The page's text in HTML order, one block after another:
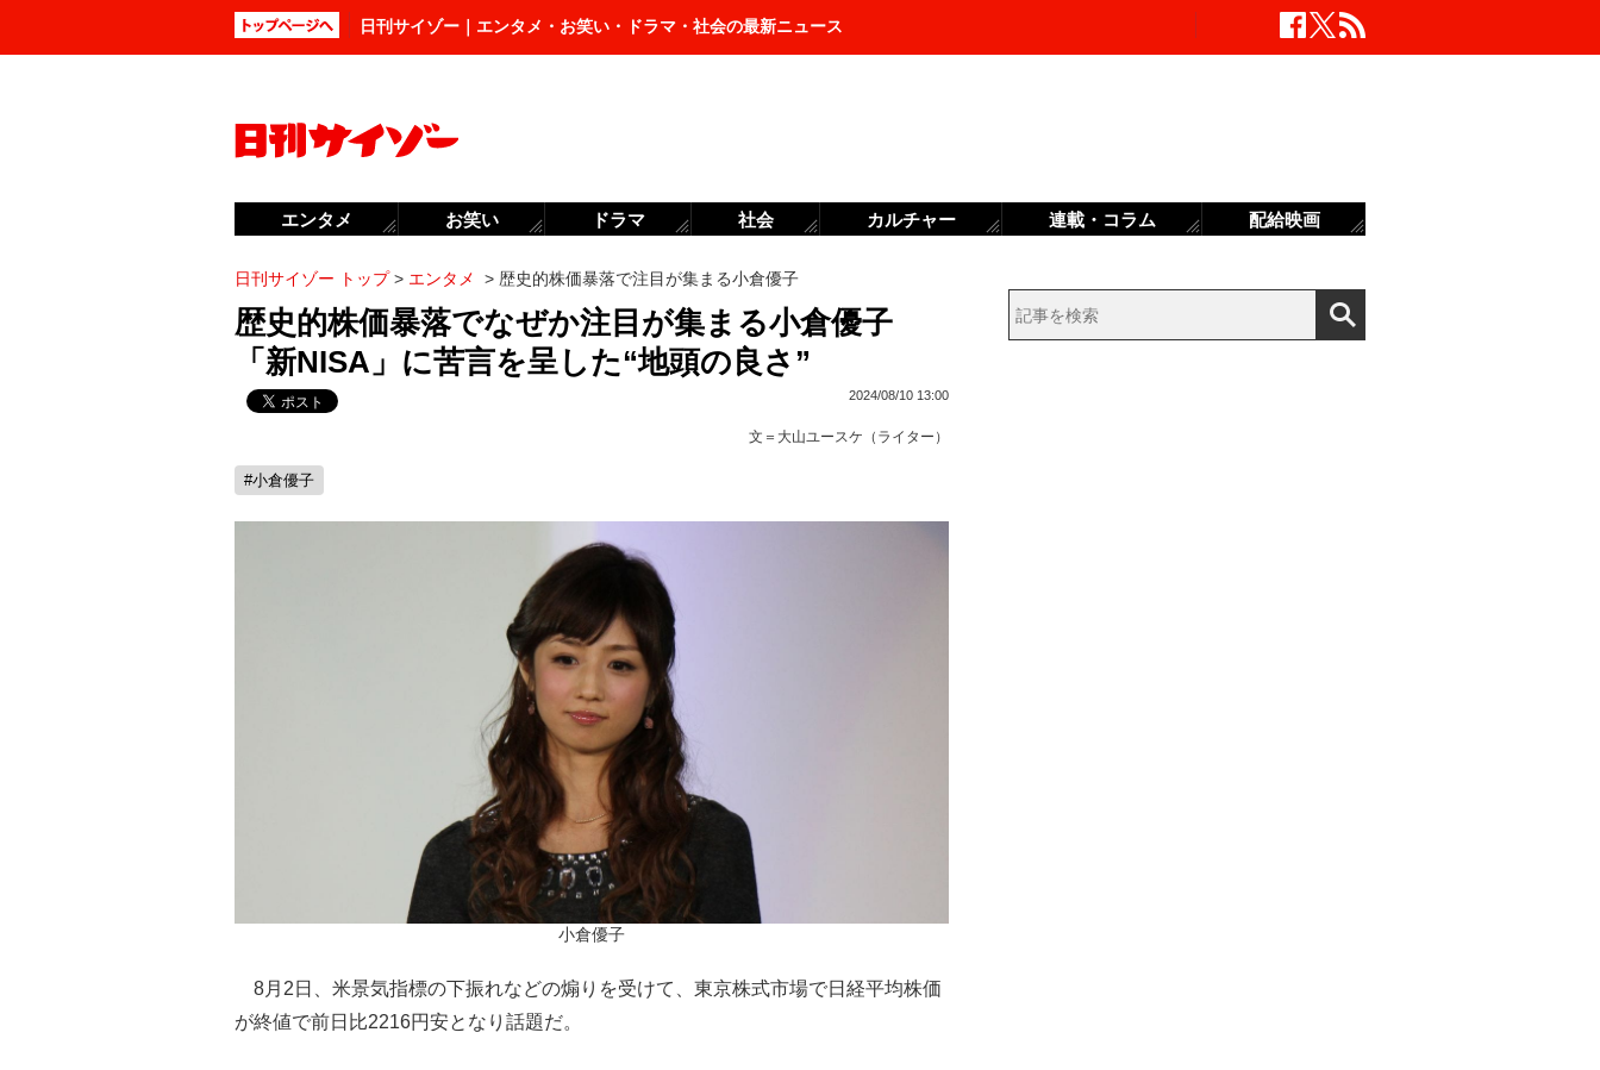
日刊サイゾー｜エンタメ・お笑い・ドラマ・社会の最新ニュース
日刊サイゾー トップ> エンタメ > 歴史的株価暴落で注目が集まる小倉優子
歴史的株価暴落でなぜか注目が集まる小倉優子
「新NISA」に苦言を呈した“地頭の良さ”
2024/08/10 13:00
文＝ 大山ユースケ（ライター）
#小倉優子
小倉優子
8月2日、米景気指標の下振れなどの煽りを受けて、東京株式市場で日経平均株価
が終値で前日比2216円安となり話題だ。
エンタメ お笑い ドラマ 社会 カルチャー 連載・コラム 配給映画